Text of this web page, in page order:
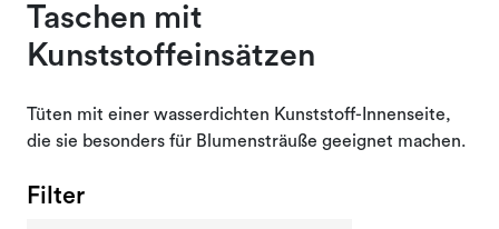
Taschen mit
Kunststoffeinsätzen
Tüten mit einer wasserdichten Kunststoff-Innenseite,
die sie besonders für Blumensträuße geeignet machen.
Filter
Dekoration und Bindung